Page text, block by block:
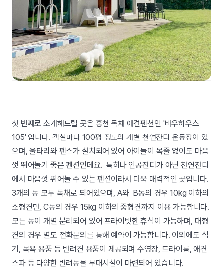
첫 번째로 소개해드릴 곳은 홍천 독채 애견펜션인 '바우하우스
105' 입니다. 객실마다 100평 정도의 개별 천연잔디 운동장이 있
으며, 울타리와 펜스가 설치되어 있어 아이들이 목줄 없이도 마음
껏 뛰어놀기 좋은 펜션인데요. 특히나 인공잔디가 아닌 천연잔디
에서 마음껏 뛰어놀 수 있는 펜션이라서 더욱 매력적인 곳입니다.
3개의 동 모두 독채로 되어있으며, A와 B동의 경우 10kg 이하의
소형견만, C동의 경우 15kg 이하의 중형견까지 이용 가능합니다.
모든 동이 개별 분리되어 있어 프라이빗한 휴식이 가능하며, 대형
견의 경우 별도 전화문의를 통해 예약이 가능합니다. 이외에도 식
기, 목욕 용품 등 반려견 용품이 제공되며 수영장, 드라이룸, 애견
스파 등 다양한 반려동물 부대시설이 마련되어 있습니다.